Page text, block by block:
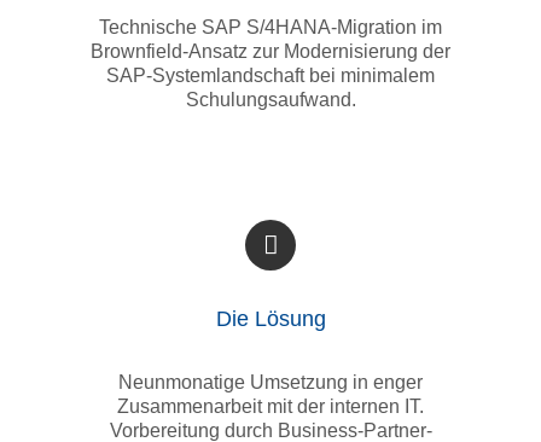
Technische SAP S/4HANA-Migration im
Brownfield-Ansatz zur Modernisierung der
SAP-Systemlandschaft bei minimalem
Schulungsaufwand.
Die Lösung
Neunmonatige Umsetzung in enger
Zusammenarbeit mit der internen IT.
Vorbereitung durch Business-Partner-